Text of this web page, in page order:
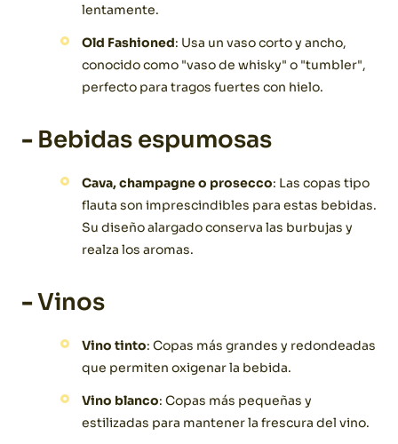
lentamente.
Old Fashioned: Usa un vaso corto y ancho,
conocido como "vaso de whisky" o "tumbler",
perfecto para tragos fuertes con hielo.
- Bebidas espumosas
Cava, champagne o prosecco: Las copas tipo
flauta son imprescindibles para estas bebidas.
Su diseño alargado conserva las burbujas y
realza los aromas.
-Vinos
Vino tinto: Copas más grandes y redondeadas
que permiten oxigenar la bebida.
Vino blanco: Copas más pequeñas y
estilizadas para mantener la frescura del vino.